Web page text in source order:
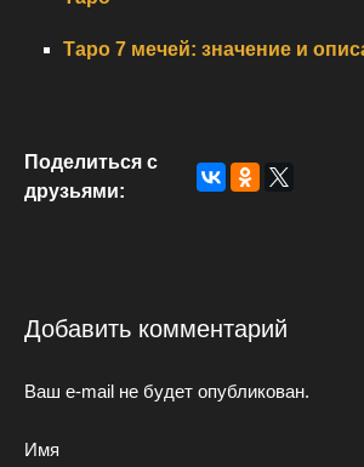
Таро 7 мечей: значение и
Поделиться с
друзьями:
Добавить комментарий
Ваш e-mail не будет опубликован.
Имя